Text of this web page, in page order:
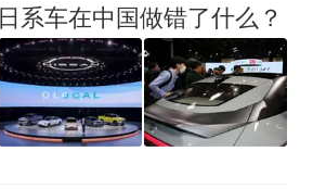
系车在中国做错了什么？